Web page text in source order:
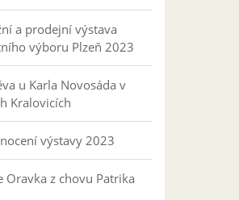
a prodejní výstava
výboru Plzeň 2023
u Karla Novosáda v
Kralovicích
výstavy 2023
Oravka z chovu Patrika